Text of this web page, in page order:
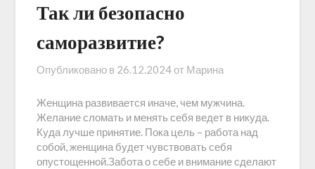
Так ли безопасно
саморазвитие?
Опубликовано в 26.12.2024от Марина
Женщина развивается иначе, чем мужчина.
Желание сломать и менять себя ведет в никуда.
Куда лучше принятие. Пока цель – работа над
собой, женщина будет чувствовать себя
опустощенной.Забота о себе и внимание сделают